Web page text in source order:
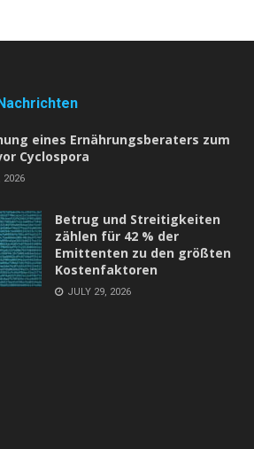
eines Ernährungsberaters zum
Cyclospora
2026
Betrug und Streitigkeiten
zählen für 42 % der
Emittenten zu den größten
Kostenfaktoren
JULY 29, 2026